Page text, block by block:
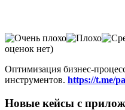
оценок нет)
Оптимизация бизнес-
инструментов. https://t.me/
Новые кейсы с